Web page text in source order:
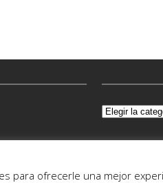
para ofrecerle una mejor